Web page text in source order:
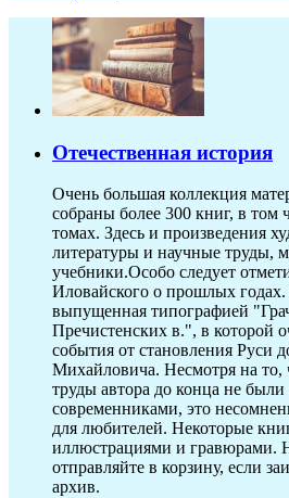
Отечественная история
Очень большая коллекция
собраны более 300 книг, в том
томах. Здесь и произведения
литературы и научные труды,
учебники.Особо следует
Иловайского о прошлых годах.
выпущенная типографией
Пречистенских в.", в которой
события от становления Руси
Михайловича. Несмотря на то,
труды автора до конца не
современниками, это
для любителей. Некоторые
иллюстрациями и гравюрами.
отправляйте в корзину, если
архив.